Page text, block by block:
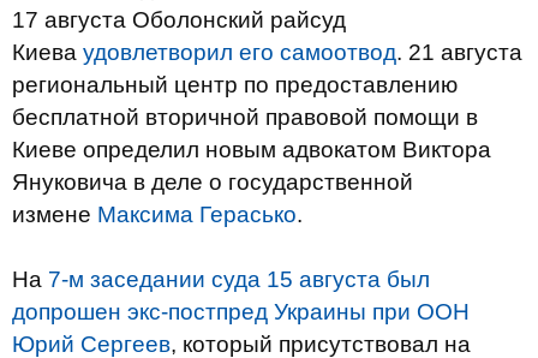
17 августа Оболонский райсуд
Киева удовлетворил его самоотвод. 21 августа
региональный центр по предоставлению
бесплатной вторичной правовой помощи в
Киеве определил новым адвокатом Виктора
Януковича в деле о государственной
измене Максима Герасько.
На 7-м заседании суда 15 августа был
допрошен экс-постпред Украины при ООН
Юрий Сергеев, который присутствовал на